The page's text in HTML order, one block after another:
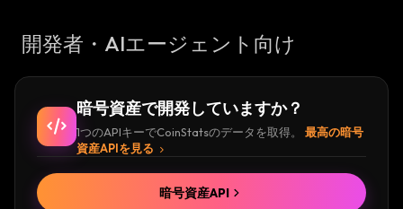
開発者・AIエージェント向け
暗号資産で開発していますか？
1つのAPIキーでCoinStatsのデータを取得。
最高の暗号
資産APIを見る
暗号資産API